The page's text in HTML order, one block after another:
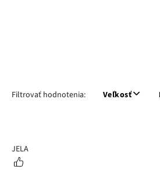
Filtrovať hodnotenia: Veľkosť
4
JELA